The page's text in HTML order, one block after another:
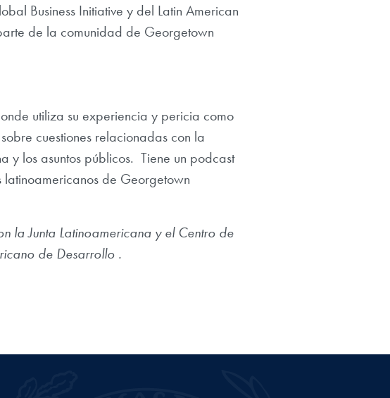
Business Initiative y del Latin American
de la comunidad de Georgetown
utiliza su experiencia y pericia como
cuestiones relacionadas con la
y los asuntos públicos. Tiene un podcast
de Georgetown
la Junta Latinoamericana y el Centro de
de Desarrollo .